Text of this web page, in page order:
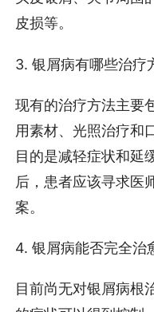
皮损等。
3. 银屑病有哪些治疗
现有的治疗方法主要
用素材、光照治疗和
目的是减轻症状和延
后，患者应该寻求医
案。
4. 银屑病能否完全治
目前尚无对银屑病根